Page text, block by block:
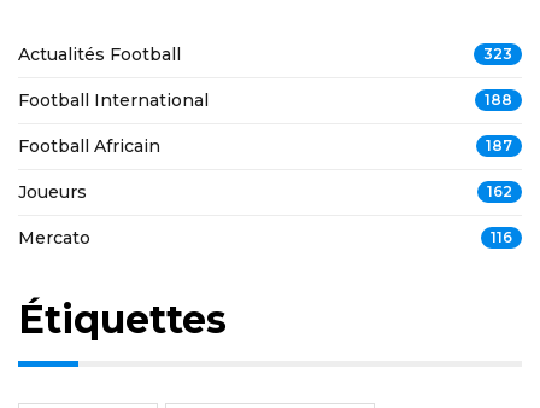
Actualités Football 323
Football International 188
Football Africain 187
Joueurs 162
Mercato 116
Étiquettes